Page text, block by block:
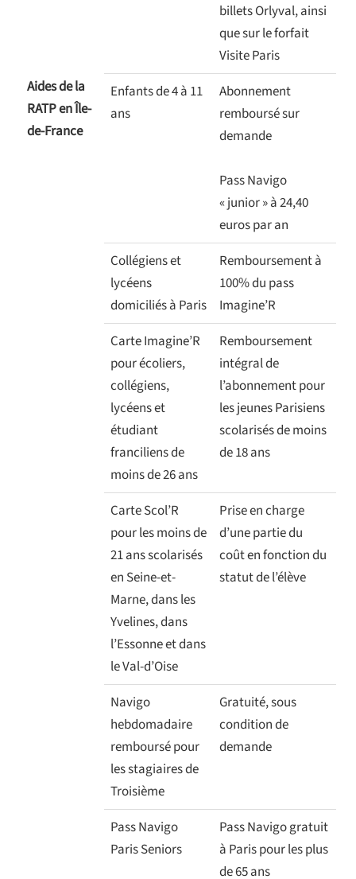
Aides de la
RATP en Île-
de-France
billets Orlyval, ainsi
que sur le forfait
Visite Paris
Enfants de 4 à 11
ans
Abonnement
remboursé sur
demande
Pass Navigo
« junior » à 24,40
euros par an
Collégiens et
lycéens
domiciliés à Paris
Remboursement à
100% du pass
Imagine’R
Carte Imagine’R
pour écoliers,
collégiens,
lycéens et
étudiant
franciliens de
moins de 26 ans
Remboursement
intégral de
l’abonnement pour
les jeunes Parisiens
scolarisés de moins
de 18 ans
Carte Scol’R
pour les moins de
21 ans scolarisés
en Seine-et-
Marne, dans les
Yvelines, dans
l’Essonne et dans
le Val-d’Oise
Prise en charge
d’une partie du
coût en fonction du
statut de l’élève
Navigo
hebdomadaire
remboursé pour
les stagiaires de
Troisième
Gratuité, sous
condition de
demande
Pass Navigo
Paris Seniors
Pass Navigo gratuit
à Paris pour les plus
de 65 ans